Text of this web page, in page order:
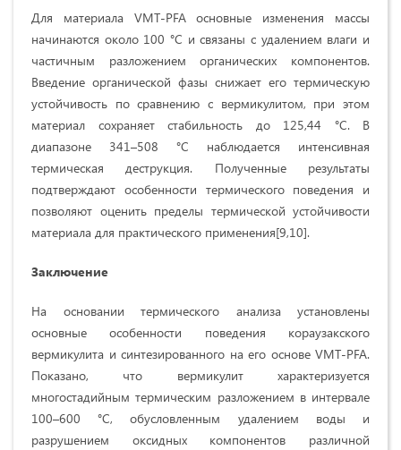
Для материала VMT-PFA основные изменения массы
начинаются около 100 °C и связаны с удалением влаги и
частичным разложением органических компонентов.
Введение органической фазы снижает его термическую
устойчивость по сравнению с вермикулитом, при этом
материал сохраняет стабильность до 125,44 °C. В
диапазоне 341–508 °C наблюдается интенсивная
термическая деструкция. Полученные результаты
подтверждают особенности термического поведения и
позволяют оценить пределы термической устойчивости
материала для практического применения[9,10].
Заключение
На основании термического анализа установлены
основные особенности поведения кораузакского
вермикулита и синтезированного на его основе VMT-PFA.
Показано, что вермикулит характеризуется
многостадийным термическим разложением в интервале
100–600 °C, обусловленным удалением воды и
разрушением оксидных компонентов различной